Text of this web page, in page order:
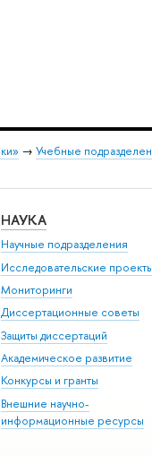
→ Учебные
НАУКА
Научные подразделения
Исследовательские проекты
Мониторинги
Диссертационные советы
Защиты диссертаций
Академическое развитие
Конкурсы и гранты
Внешние научно-
информационные ресурсы